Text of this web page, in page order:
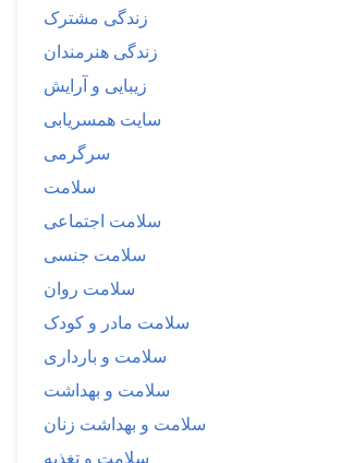
زندگی مشترک
زندگی هنرمندان
زیبایی و آرایش
سایت همسریابی
سرگرمی
سلامت
سلامت اجتماعی
سلامت جنسی
سلامت روان
سلامت مادر و کودک
سلامت و بارداری
سلامت و بهداشت
سلامت و بهداشت زنان
سلامت و تغذیه